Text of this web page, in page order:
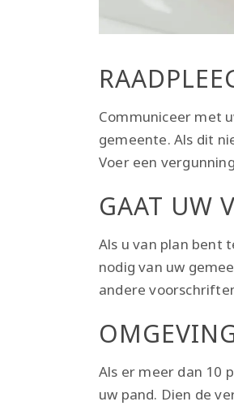
Communiceer met
gemeente. Als dit
Voer een
GAAT UW
Als u van plan bent
nodig van uw
andere
Als er meer dan 10
uw pand. Dien de